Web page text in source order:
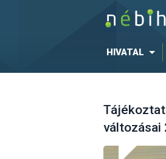
HIVATAL
változásai